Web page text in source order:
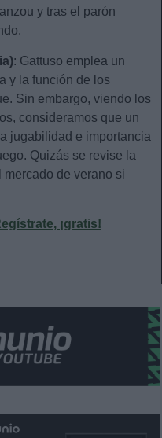
y tras el parón
: Gattuso emplea un
y la función de los
Sin embargo, viendo los
consideramos que un
jugabilidad e importancia
Quizás se revise la
de verano si
¡gratis!